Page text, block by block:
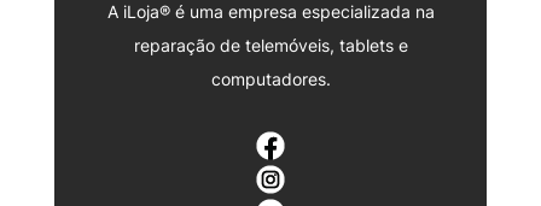
A iLoja® é uma empresa especializada na
reparação de telemóveis, tablets e
computadores.